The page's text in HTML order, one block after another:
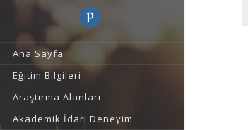
Ana Sayfa
Eğitim Bilgileri
Araştırma Alanları
Akademik İdari Deneyim